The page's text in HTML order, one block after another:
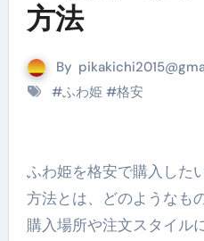
方法
By
#ふわ姫#格安
ふわ姫を格安で購入したい場合におすすめの注文
方法とは、どのようなも
購入場所や注文スタイル